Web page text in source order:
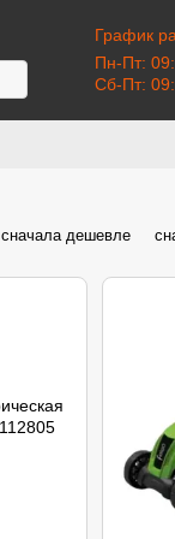
График
Пн-Пт:
Сб-Пт:
сначала дешевле